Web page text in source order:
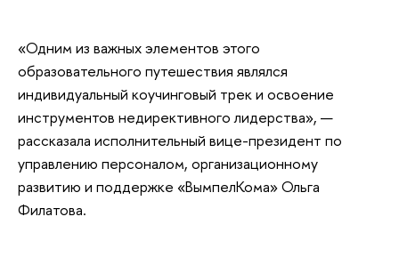
«Одним из важных элементов этого
образовательного путешествия являлся
индивидуальный коучинговый трек и освоение
инструментов недирективного лидерства», —
рассказала исполнительный вице-президент по
управлению персоналом, организационному
развитию и поддержке «ВымпелКома» Ольга
Филатова.